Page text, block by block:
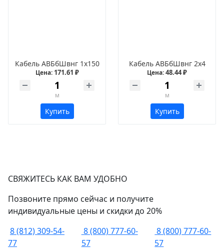
Кабель АВБбШвнг 1х150
Цена: 171.61 ₽
м
Купить
Кабель АВБбШвнг 2х4
Цена:48.44 ₽
м
Купить
СВЯЖИТЕСЬ КАК ВАМ УДОБНО
Позвоните прямо сейчас и получите
индивидуальные цены и скидки до 20%
8 (812) 309-54-
77
8 (800) 777-60-
57
8 (800) 777-60-
57